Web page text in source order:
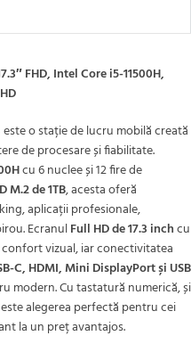
FHD, Intel Core i5-11500H,
este o stație de lucru mobilă creată
de procesare și fiabilitate.
cu 6 nuclee și 12 fire de
M.2 de 1TB, acesta oferă
aplicații profesionale,
EcranulFull HD de 17.3 inchcu
vizual, iar conectivitatea
C, HDMI, Mini DisplayPort și USB
modern. Cu tastatură numerică, și
este alegerea perfectă pentru cei
la un preț avantajos.